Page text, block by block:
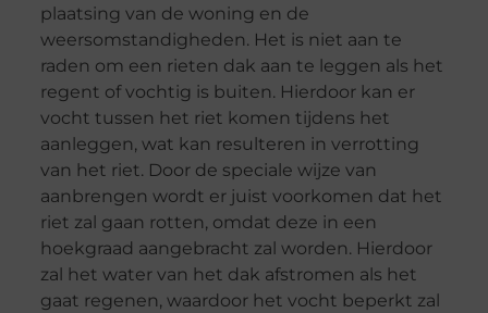
plaatsing van de woning en de
weersomstandigheden. Het is niet aan te
raden om een rieten dak aan te leggen als het
regent of vochtig is buiten. Hierdoor kan er
vocht tussen het riet komen tijdens het
aanleggen, wat kan resulteren in verrotting
van het riet. Door de speciale wijze van
aanbrengen wordt er juist voorkomen dat het
riet zal gaan rotten, omdat deze in een
hoekgraad aangebracht zal worden. Hierdoor
zal het water van het dak afstromen als het
gaat regenen, waardoor het vocht beperkt zal